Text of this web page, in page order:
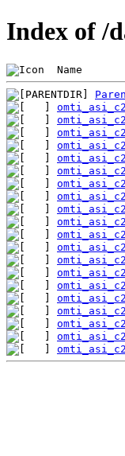
Index of /
Name